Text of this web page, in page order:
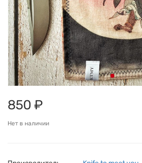
850 ₽
Нет в наличии